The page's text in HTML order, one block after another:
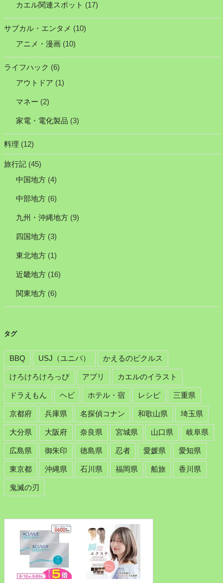
カエル関連スポット (17)
サブカル・エンタメ (10)
アニメ・漫画(10)
ライフハック (6)
アウトドア (1)
マネー (2)
家電・電化製品 (3)
料理 (12)
旅行記(45)
中国地方(4)
中部地方(6)
九州・沖縄地方(9)
四国地方(3)
東北地方(1)
近畿地方(16)
関東地方(6)
タグ
BBQ USJ（ユニバ） かえるのピクルス
けろけろけろっぴ アプリ カエルのイラスト
ドラえもん ヘビ ホテル・宿 レシピ 三重県
京都府 兵庫県 名探偵コナン 和歌山県 埼玉県
大分県 大阪府 奈良県 宮城県 山口県 岐阜県
広島県 御朱印 徳島県 忍者 愛媛県 愛知県
東京都 沖縄県 石川県 福岡県 船旅 香川県
鬼滅の刃